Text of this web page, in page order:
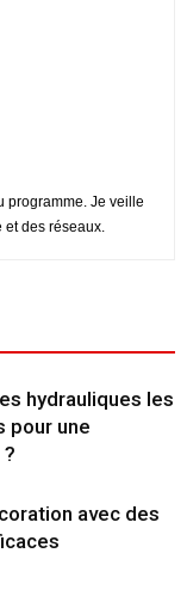
programme. Je veille
et des réseaux.
hydrauliques les
pour une
avec des